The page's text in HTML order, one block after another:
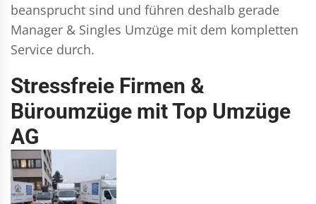
beansprucht sind und führen deshalb gerade
Manager & Singles Umzüge mit dem kompletten
Service durch.
Stressfreie Firmen &
Büroumzüge mit Top Umzüge
AG